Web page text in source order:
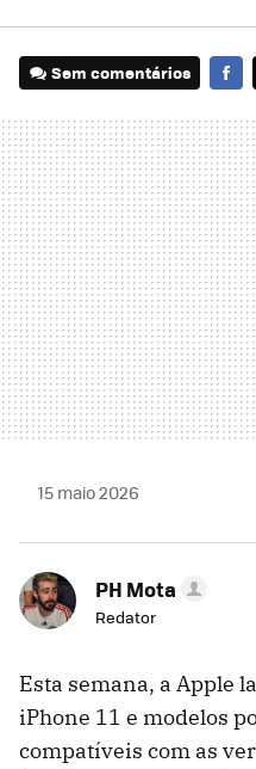
Sem comentários
15 maio 2026
PH Mota
Redator
Esta semana, a Apple
iPhone 11 e modelos
compatíveis com as